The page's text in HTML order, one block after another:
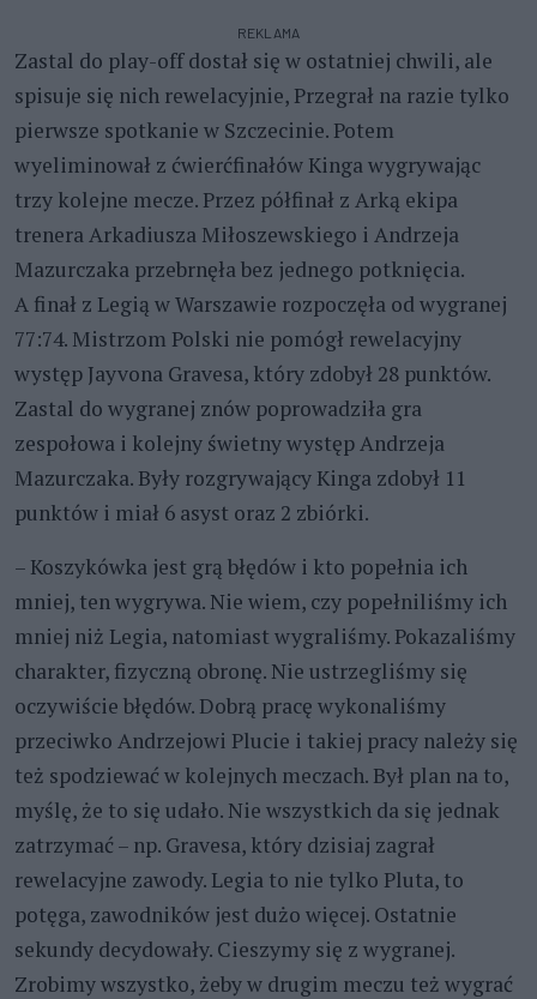
REKLAMA
Zastal do play-off dostał się w ostatniej chwili, ale
spisuje się nich rewelacyjnie, Przegrał na razie tylko
pierwsze spotkanie w Szczecinie. Potem
wyeliminował z ćwierćfinałów Kinga wygrywając
trzy kolejne mecze. Przez półfinał z Arką ekipa
trenera Arkadiusza Miłoszewskiego i Andrzeja
Mazurczaka przebrnęła bez jednego potknięcia.
A finał z Legią w Warszawie rozpoczęła od wygranej
77:74. Mistrzom Polski nie pomógł rewelacyjny
występ Jayvona Gravesa, który zdobył 28 punktów.
Zastal do wygranej znów poprowadziła gra
zespołowa i kolejny świetny występ Andrzeja
Mazurczaka. Były rozgrywający Kinga zdobył 11
punktów i miał 6 asyst oraz 2 zbiórki.
– Koszykówka jest grą błędów i kto popełnia ich
mniej, ten wygrywa. Nie wiem, czy popełniliśmy ich
mniej niż Legia, natomiast wygraliśmy. Pokazaliśmy
charakter, fizyczną obronę. Nie ustrzegliśmy się
oczywiście błędów. Dobrą pracę wykonaliśmy
przeciwko Andrzejowi Plucie i takiej pracy należy się
też spodziewać w kolejnych meczach. Był plan na to,
myślę, że to się udało. Nie wszystkich da się jednak
zatrzymać – np. Gravesa, który dzisiaj zagrał
rewelacyjne zawody. Legia to nie tylko Pluta, to
potęga, zawodników jest dużo więcej. Ostatnie
sekundy decydowały. Cieszymy się z wygranej.
Zrobimy wszystko, żeby w drugim meczu też wygrać